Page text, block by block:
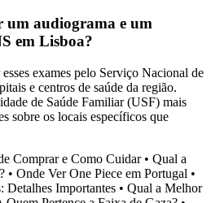
um audiograma e um
em Lisboa?
exames pelo Serviço Nacional de
e centros de saúde da região.
de Saúde Familiar (USF) mais
sobre os locais específicos que
Comprar e Como Cuidar• Qual a
• Onde Ver One Piece em Portugal •
Detalhes Importantes • Qual a Melhor